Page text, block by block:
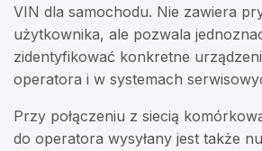
VIN dla samochodu. Nie zawiera
użytkownika, ale pozwala
zidentyfikować konkretne
operatora i w systemach
Przy połączeniu z siecią
do operatora wysyłany jest także